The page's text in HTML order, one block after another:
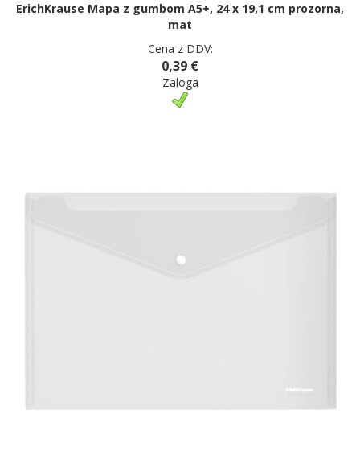
ErichKrause Mapa z gumbom A5+, 24 x 19,1 cm prozorna,
mat
Cena z DDV:
0,39 €
Zaloga